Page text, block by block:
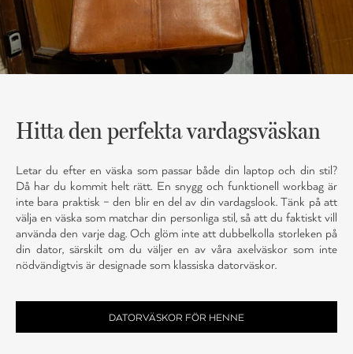
Hitta den perfekta vardagsväskan
Letar du efter en väska som passar både din laptop och din stil?
Då har du kommit helt rätt. En snygg och funktionell workbag är
inte bara praktisk – den blir en del av din vardagslook. Tänk på att
välja en väska som matchar din personliga stil, så att du faktiskt vill
använda den varje dag. Och glöm inte att dubbelkolla storleken på
din dator, särskilt om du väljer en av våra axelväskor som inte
nödvändigtvis är designade som klassiska datorväskor.
DATORVÄSKOR FÖR HENNE